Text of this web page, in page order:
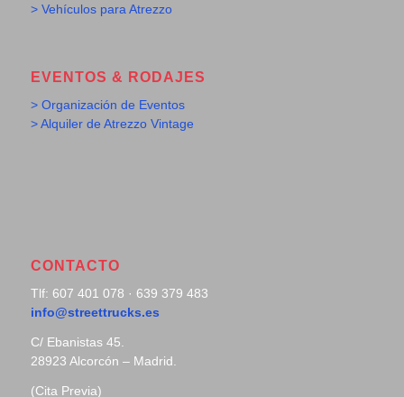
> Vehículos para Atrezzo
EVENTOS & RODAJES
> Organización de Eventos
> Alquiler de Atrezzo Vintage
CONTACTO
Tlf: 607 401 078 · 639 379 483
info@streettrucks.es
C/ Ebanistas 45.
28923 Alcorcón – Madrid.
(Cita Previa)